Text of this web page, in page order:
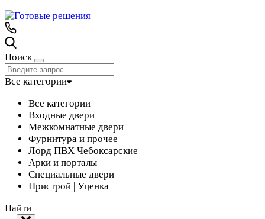
Поиск
Все категории
Все категории
Входные двери
Межкомнатные двери
Фурнитура и прочее
Лорд ПВХ Чебоксарские
Арки и порталы
Специальные двери
Пристрой | Уценка
Найти